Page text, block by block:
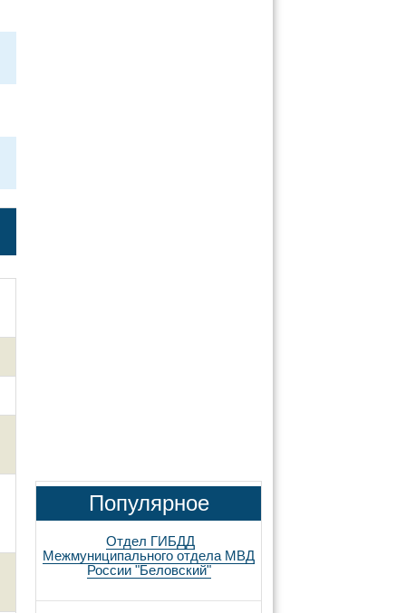
Популярное
Отдел ГИБДД
Межмуниципального отдела МВД
России "Беловский"